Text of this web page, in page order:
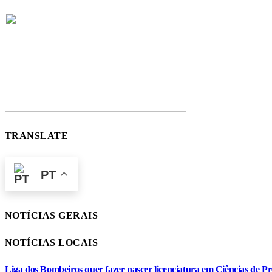
TRANSLATE
PT
NOTÍCIAS GERAIS
NOTÍCIAS LOCAIS
Liga dos Bombeiros quer fazer nascer licenciatura em Ciências de